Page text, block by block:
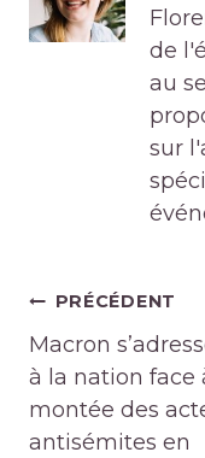
de
au
sur
Navigation
de
l’article
PRÉCÉDENT
Macron
à la nation face
montée des
antisémites en